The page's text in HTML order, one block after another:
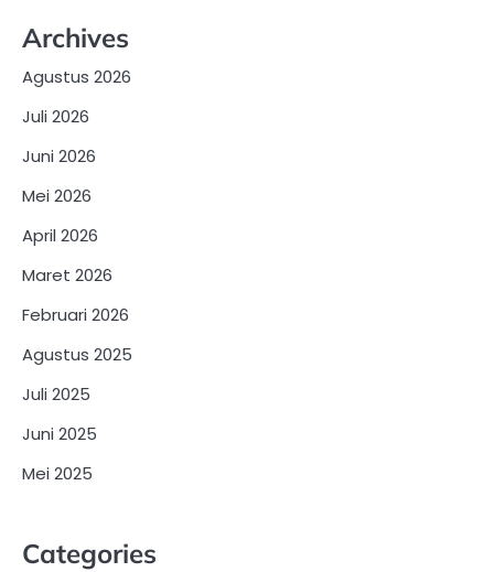
Archives
Agustus 2026
Juli 2026
Juni 2026
Mei 2026
April 2026
Maret 2026
Februari 2026
Agustus 2025
Juli 2025
Juni 2025
Mei 2025
Categories